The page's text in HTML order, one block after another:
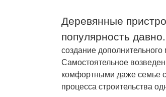
Деревянные
популярность давно.
создание
Самостоятельное
комфортными даже семье
процесса строительства